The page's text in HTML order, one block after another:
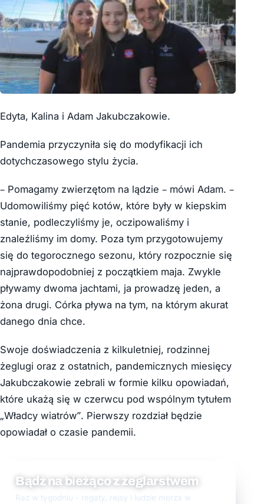
Edyta, Kalina i Adam Jakubczakowie.
Pandemia przyczyniła się do modyfikacji ich
dotychczasowego stylu życia.
– Pomagamy zwierzętom na lądzie – mówi Adam. –
Udomowiliśmy pięć kotów, które były w kiepskim
stanie, podleczyliśmy je, oczipowaliśmy i
znaleźliśmy im domy. Poza tym przygotowujemy
się do tegorocznego sezonu, który rozpocznie się
najprawdopodobniej z początkiem maja. Zwykle
pływamy dwoma jachtami, ja prowadzę jeden, a
żona drugi. Córka pływa na tym, na którym akurat
danego dnia chce.
Swoje doświadczenia z kilkuletniej, rodzinnej
żeglugi oraz z ostatnich, pandemicznych miesięcy
Jakubczakowie zebrali w formie kilku opowiadań,
które ukażą się w czerwcu pod wspólnym tytułem
„Władcy wiatrów”. Pierwszy rozdział będzie
opowiadał o czasie pandemii.
Bądź na bieżąco z żeglarstwem
Raz w tygodniu - regaty, rejsy i ludzie morza w